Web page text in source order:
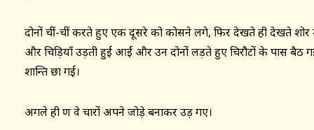
दोनों चीं-चीं करते हुए एक दूसरे को कोसने लगे, फिर देखते ही देखते
और चिड़ियाँ उड़ती हुई आईं और उन दोनों लड़ते हुए चिरौटों के पास बैठ
शान्ति छा गई।
अगले ही क्षण वे चारों अपने जोड़े बनाकर उड़ गए।